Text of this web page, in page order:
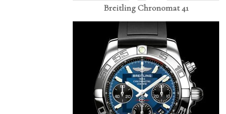
Breitling Chronomat 41